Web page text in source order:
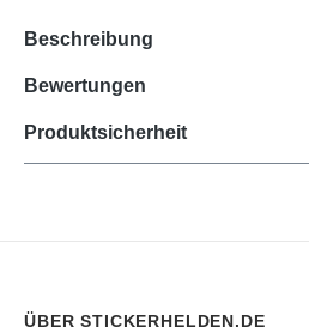
Beschreibung
Bewertungen
Produktsicherheit
ÜBER STICKERHELDEN.DE